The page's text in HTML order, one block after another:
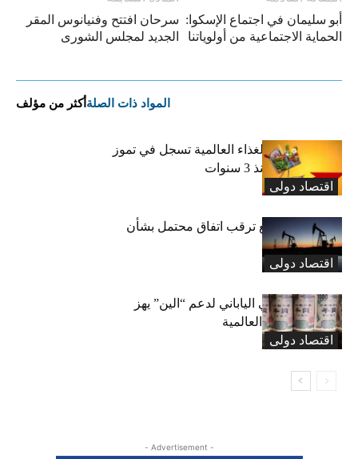
سرحان افتتح وفنيانوس المقر
الجديد لمجلس الشورى
أبو سليمان في اجتماع الإسكوا:
الحماية الاجتماعية من أولوياتنا
المواد ذات الصلة أكثر من مؤلف
اقتصاد دولی
“الفاو”: أسعار الغذاء العالمية تسجل في تموز
أعلى مستوى منذ 3 سنوات
اقتصاد دولی
النفط يتراجع مع ترقب اتفاق محتمل بشأن
مضيق هرمز
اقتصاد دولی
التدخل الأميركي الياباني لدعم “الين” يهز
أسواق العملات العالمية
- Advertisement -